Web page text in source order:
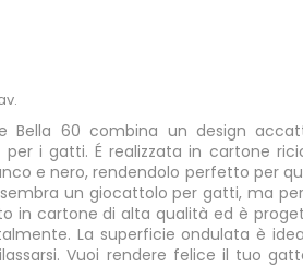
Bella 60 combina un design
i gatti. É realizzata in cartone
e nero, rendendolo perfetto per
un giocattolo per gatti, ma
in cartone di alta qualità ed è
La superficie ondulata è
Vuoi rendere felice il tuo